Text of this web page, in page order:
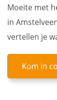
Moeite met
in
vertellen je
Kom in